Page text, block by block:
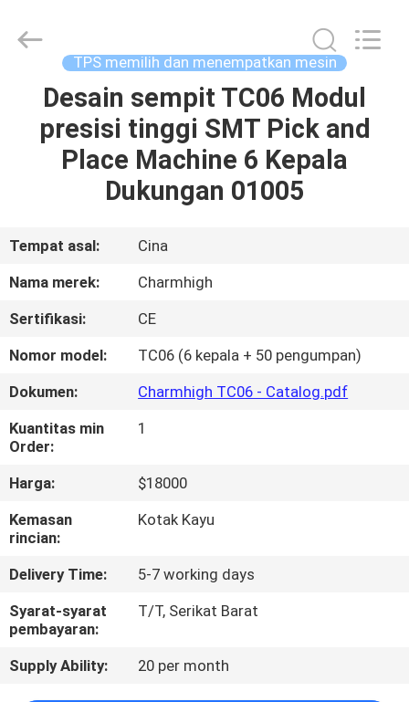
RUMAH
PRODUK
TENTANG
TUR
PABRIK
KONTROL
KUALITAS
HUBUNGI
KAMI
BERITA
TECHNOLOGY
LIMITED.
TPS memilih dan menempatkan mesin
Desain sempit TC06 Modul
presisi tinggi SMT Pick and
Place Machine 6 Kepala
Dukungan 01005
Tempat asal:
Cina
Nama merek:
Charmhigh
Sertifikasi:
CE
Nomor model:
TC06 (6 kepala + 50 pengumpan)
Dokumen:
Charmhigh TC06 - Catalog.pdf
Kuantitas min
Order:
1
Harga:
$18000
Kemasan
rincian:
Kotak Kayu
Delivery Time:
5-7 working days
Syarat-syarat
pembayaran:
T/T, Serikat Barat
Supply Ability: 20 per month